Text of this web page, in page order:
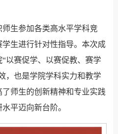
生参加各类高水平学科竞
生进行针对性指导。本次成
以赛促学、以赛促教、赛学
，也是学院学科实力和教学
师生的创新精神和专业实践
平迈向新台阶。